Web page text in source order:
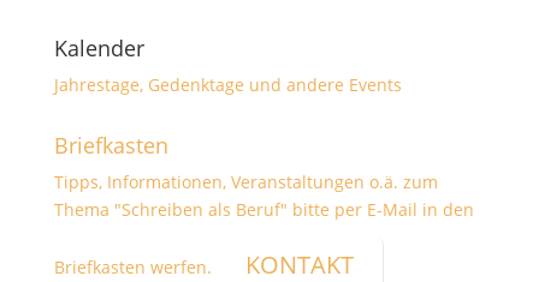
Kalender
Jahrestage, Gedenktage und andere Events
Briefkasten
Tipps, Informationen, Veranstaltungen o.ä. zum
Thema "Schreiben als Beruf" bitte per E-Mail in den
Briefkasten werfen. KONTAKT